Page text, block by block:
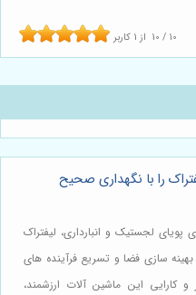
10 / 10 از1 کاربر
را با نگهداری صحیح
پویای لجستیک و انبارداری، لیفتراک
سازی فضا و تسریع فرآینده های
کارایی این ماشین آلات ارزشمند،